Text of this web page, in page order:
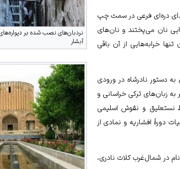
نردبان‌های نصب شده بر دیواره‌های
آبشار
دره‌ای فرعی در سمت چپ
نان می‌پختند و نان‌های
خرابه‌هایی از آن باقی
سنگ‌نوشته‌ای از سال ۱۱۵۵ قمری به دستور نادرشاه در ورودی
است. این کتیبه شامل ۲۴ بیت شعر به زبان‌های ترکی خراسانی و
نستعلیق و نقوش اسلیمی
دورهٔ افشاریه و نمادی از
در شمال‌غرب کلات نادری،